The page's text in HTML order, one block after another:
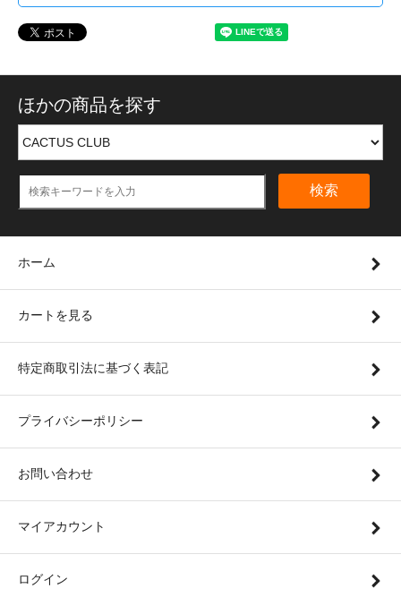
ほかの商品を探す
検索
ホーム
カートを見る
特定商取引法に基づく表記
プライバシーポリシー
お問い合わせ
マイアカウント
ログイン